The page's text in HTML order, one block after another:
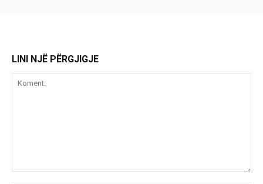
LINI NJË PËRGJIGJE